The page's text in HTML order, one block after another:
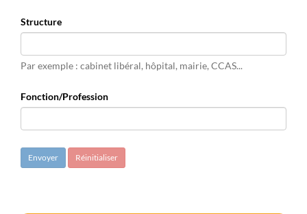
Structure
Par exemple : cabinet libéral, hôpital, mairie, CCAS...
Fonction/Profession
Envoyer Réinitialiser